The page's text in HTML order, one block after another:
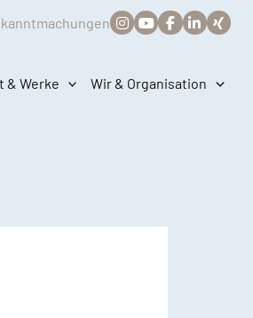
& Werke Wir & Organisation